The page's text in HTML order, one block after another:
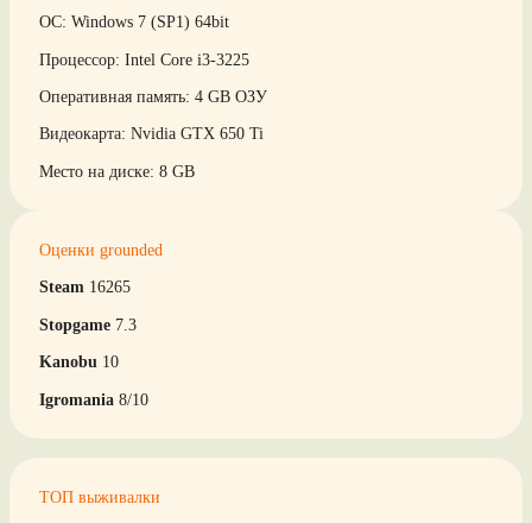
ОС: Windows 7 (SP1) 64bit
Процессор: Intel Core i3-3225
Оперативная память: 4 GB ОЗУ
Видеокарта: Nvidia GTX 650 Ti
Место на диске: 8 GB
Оценки grounded
Steam 16265
Stopgame 7.3
Kanobu 10
Igromania 8/10
ТОП выживалки